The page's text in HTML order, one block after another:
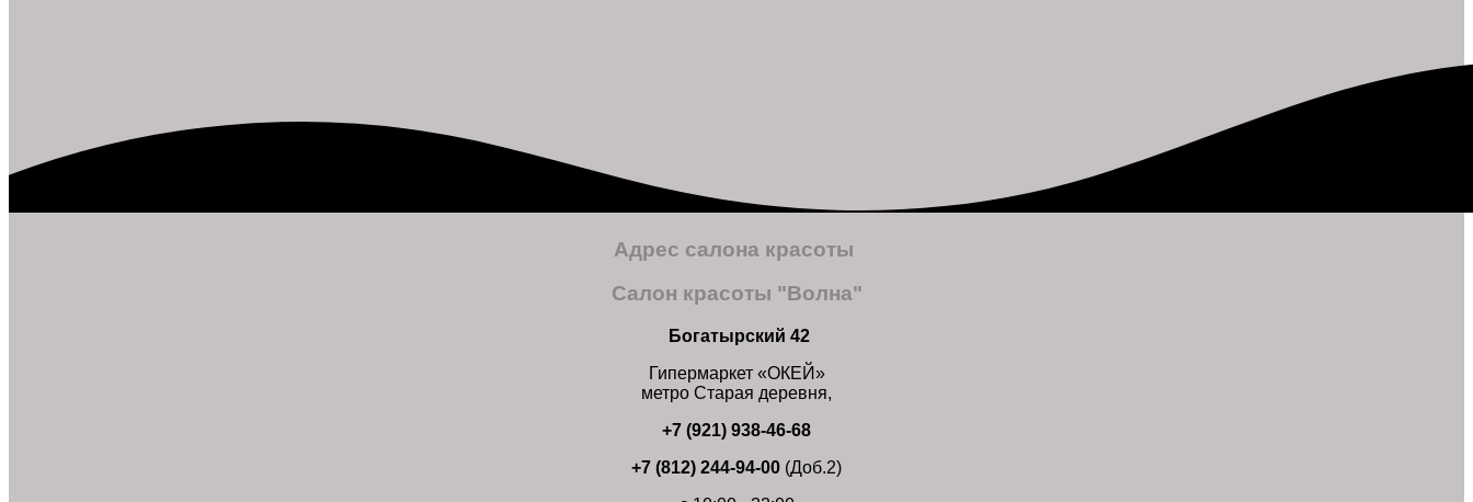
Адрес салона красоты
Салон красоты "Волна"
Богатырский 42
Гипермаркет «ОКЕЙ»
метро Старая деревня,
+7 (921) 938-46-68
+7 (812) 244-94-00 (Доб.2)